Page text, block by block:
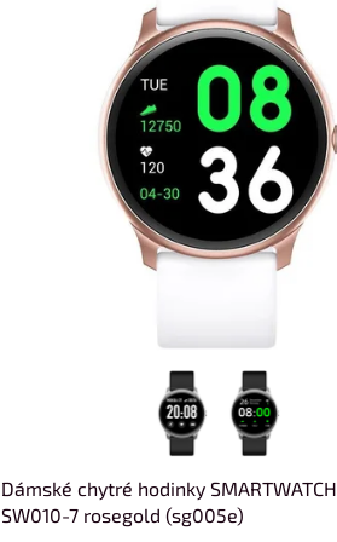
Dámské chytré hodinky
SW010-7 rosegold (sg005e)